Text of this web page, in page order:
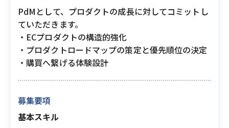
PdMとして、プロダクトの成長に対してコミットし
ていただきます。
・ECプロダクトの構造的強化
・プロダクトロードマップの策定と優先順位の決定
・購買へ繋げる体験設計
募集要項
基本スキル